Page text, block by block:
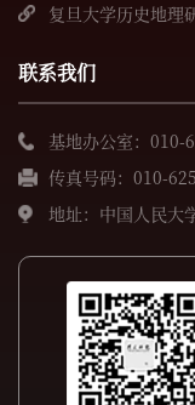
复旦大学历史地理
联系我们
基地办公室：010-
传真号码：010-
地址：中国人民大